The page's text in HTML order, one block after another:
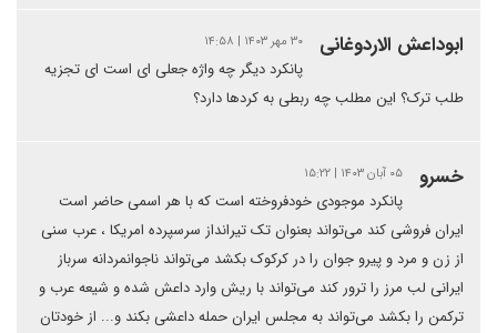
ابوداعش الاردوغانی ۳۰ مهر ۱۴۰۳ | ۱۴:۵۸
پانکرد دیگر چه واژه جعلی ای است ای تجزیه
طلب ترک؟ این مطلب چه ربطی به کردها دارد؟
خسرو ۰۵ آبان ۱۴۰۳ | ۱۵:۲۲
پانکرد موجودی خودفروخته است که با هر اسمی حاضر است
ایران فروشی کند می‌تواند بعنوان تک تیرانداز سرسپرده امریکا ، عرب سنی
از زن و مرد و پیرو جوان را در کرکوک بکشد می‌تواند ناجوانمردانه سرباز
ایرانی لب مرز را ترور کند می‌تواند با ریش وارد داعش شده و شیعه عرب و
ترکمن را بکشد می‌تواند به مجلس ایران حمله داعشی بکند و... از خودتان